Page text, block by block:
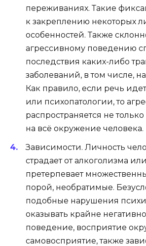
переживаниях. Такие
к закреплению некоторых
особенностей. Также
агрессивному поведению
последствия каких-либо
заболеваний, в том числе,
Как правило, если речь
или психопатологии, то
распространяется не
на всё окружение человека.
Зависимости. Личность
страдает от алкоголизма
претерпевает
порой, необратимые.
подобные нарушения
оказывать крайне
поведение, восприятие
самовосприятие, также